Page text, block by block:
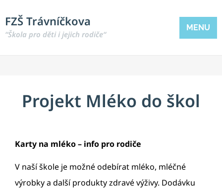
FZŠ Trávníčkova
“Škola pro děti i jejich rodiče“
MENU
Projekt Mléko do škol
Karty na mléko – info pro rodiče
V naší škole je možné odebírat mléko, mléčné
výrobky a další produkty zdravé výživy. Dodávku